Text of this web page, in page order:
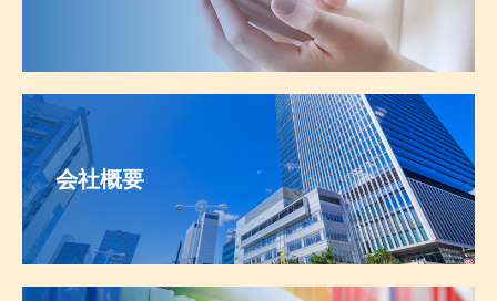
会社概要